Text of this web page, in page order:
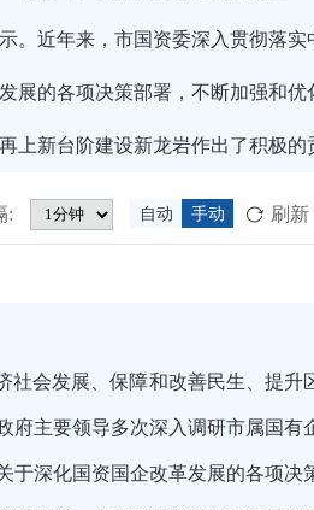
。近年来，市国资委深入贯彻落实
展的各项决策部署，不断加强和优
上新台阶建设新龙岩作出了积极的
: 自动 手动  刷新
社会发展、保障和改善民生、提升
府主要领导多次深入调研市属国有
于深化国资国企改革发展的各项决